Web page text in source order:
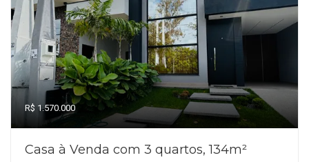
R$ 1.570.000
Casa à Venda com 3 quartos, 134m²